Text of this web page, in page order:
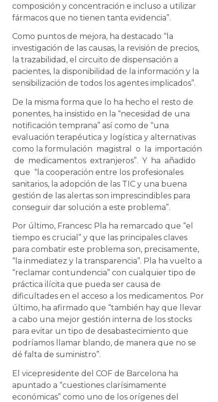
composición y concentración e incluso a utilizar
fármacos que no tienen tanta evidencia”.
Como puntos de mejora, ha destacado “la
investigación de las causas, la revisión de precios,
la trazabilidad, el circuito de dispensación a
pacientes, la disponibilidad de la información y la
sensibilización de todos los agentes implicados”.
De la misma forma que lo ha hecho el resto de
ponentes, ha insistido en la “necesidad de una
notificación temprana” así como de “una
evaluación terapéutica y logística y alternativas
como la formulación magistral o la importación
de medicamentos extranjeros”. Y ha añadido
que “la cooperación entre los profesionales
sanitarios, la adopción de las TIC y una buena
gestión de las alertas son imprescindibles para
conseguir dar solución a este problema”.
Por último, Francesc Pla ha remarcado que “el
tiempo es crucial” y que las principales claves
para combatir este problema son, precisamente,
“la inmediatez y la transparencia”. Pla ha vuelto a
“reclamar contundencia” con cualquier tipo de
práctica ilícita que pueda ser causa de
dificultades en el acceso a los medicamentos. Por
último, ha afirmado que “también hay que llevar
a cabo una mejor gestión interna de los stocks
para evitar un tipo de desabastecimiento que
podríamos llamar blando, de manera que no se
dé falta de suministro”.
El vicepresidente del COF de Barcelona ha
apuntado a “cuestiones clarísimamente
económicas” como uno de los orígenes del